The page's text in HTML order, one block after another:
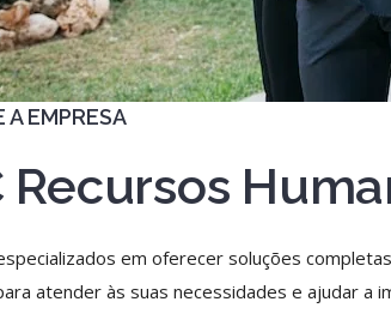
A EMPRESA
Recursos
em oferecer soluções
atender às suas necessidades e ajudar a